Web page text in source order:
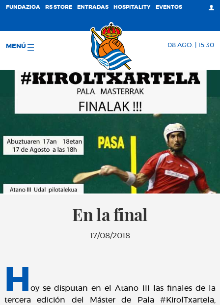
FUNDAZIOA RS STORE ENTRADAS HOSPITALITY EVENTOS
MENÚ 08 AGO. | 15:30
En la final
17/08/2018
H
oy se disputan en el Atano III las finales de la
tercera edición del Máster de Pala #KirolTxartela,